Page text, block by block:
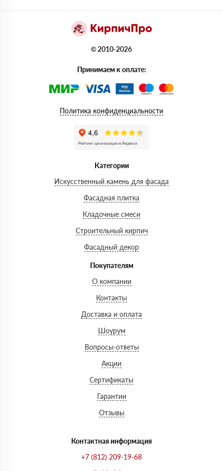
© 2010-2026
Принимаем к оплате:
Политика конфиденциальности
Категории
Искусственный камень для фасада
Фасадная плитка
Кладочные смеси
Строительный кирпич
Фасадный декор
Покупателям
О компании
Контакты
Доставка и оплата
Шоурум
Вопросы-ответы
Акции
Сертификаты
Гарантии
Отзывы
Контактная информация
+7 (812) 209-19-68